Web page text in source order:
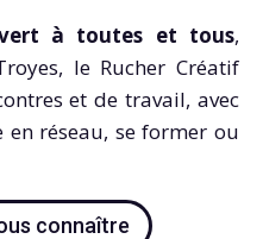
à toutes et tous,
le Rucher Créatif
et de travail, avec
réseau, se former ou
connaître